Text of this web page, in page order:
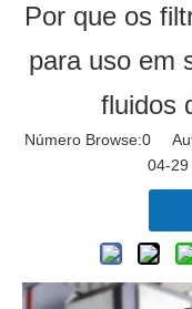
Por que os
para uso em
fluidos
Número Browse:0
04-